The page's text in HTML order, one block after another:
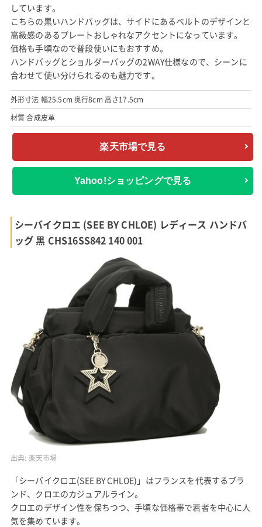
しています。
こちらの黒いハンドバッグは、サイドにあるベルトのデザインと
高級感のあるプレートおしゃれなアクセントになっています。
価格も手頃なので普段使いにもおすすめ。
ハンドバッグとショルダーバッグの2WAY仕様なので、シーンに
合わせて使い分けられるのも魅力です。
外形寸法 幅25.5cm 奥行8cm 高さ17.5cm
材質 合成皮革
楽天市場で見る
Yahoo!ショッピングで見る
シーバイクロエ (SEE BY CHLOE) レディース ハンドバ
ッグ 黒 CHS16SS842 140 001
出典: 楽天市場
「シーバイクロエ(SEE BY CHLOE)」はフランスを代表するブラ
ンド、クロエのカジュアルライン。
クロエのデザイン性を保ちつつ、手頃な価格帯で若者を中心に人
気を集めています。